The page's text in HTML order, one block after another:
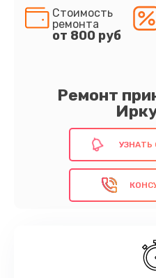
Ремонт
Стоимость
ремонта
от 800 руб
УЗНАТЬ